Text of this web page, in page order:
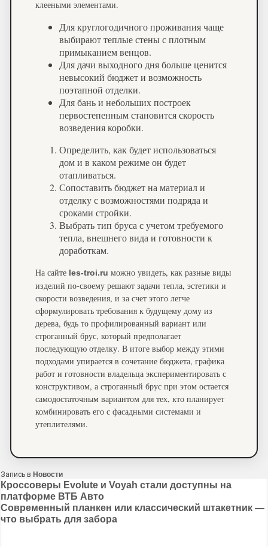
клееными элементами.
Для круглогодичного проживания чаще
выбирают теплые стены с плотным
примыканием венцов.
Для дачи выходного дня больше ценится
невысокий бюджет и возможность
поэтапной отделки.
Для бань и небольших построек
первостепенным становится скорость
возведения коробки.
Определить, как будет использоваться
дом и в каком режиме он будет
отапливаться.
Сопоставить бюджет на материал и
отделку с возможностями подряда и
сроками стройки.
Выбрать тип бруса с учетом требуемого
тепла, внешнего вида и готовности к
доработкам.
На сайте les-troi.ru можно увидеть, как разные виды
изделий по-своему решают задачи тепла, эстетики и
скорости возведения, и за счет этого легче
сформулировать требования к будущему дому из
дерева, будь то профилированный вариант или
строганный брус, который предполагает
последующую отделку. В итоге выбор между этими
подходами упирается в сочетание бюджета, графика
работ и готовности владельца экспериментировать с
конструктивом, а строганный брус при этом остается
самодостаточным вариантом для тех, кто планирует
комбинировать его с фасадными системами и
утеплителями.
Запись в Новости
Навигация
по
записям
Кроссоверы Evolute и Voyah стали доступны на
платформе ВТБ Авто
Современный планкен или классический штакетник —
что выбрать для забора